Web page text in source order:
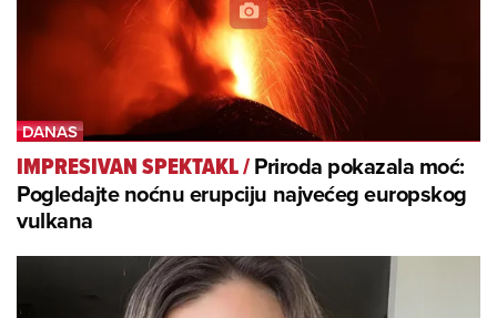
IMPRESIVAN SPEKTAKL/Priroda pokazala moć:
Pogledajte noćnu erupciju najvećeg europskog
vulkana